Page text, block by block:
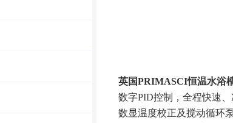
英国PRIMASCI恒温水浴
数字PID控制，全程快速、
数显温度校正及搅动循环